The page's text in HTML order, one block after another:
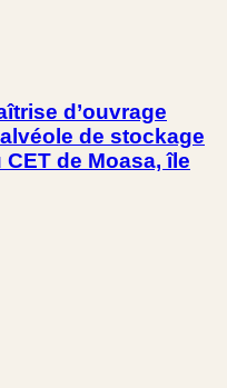
d’ouvrage
de stockage
de Moasa, île